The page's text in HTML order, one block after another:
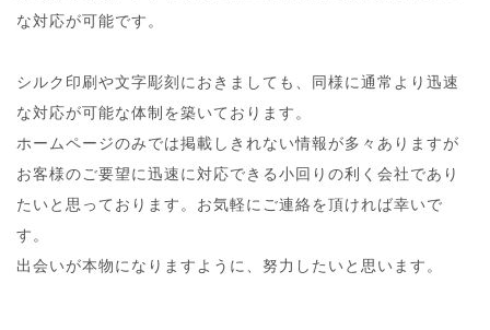
な対応が可能です。
シルク印刷や文字彫刻におきましても、同様に通常より迅速
な対応が可能な体制を築いております。
ホームページのみでは掲載しきれない情報が多々ありますが
お客様のご要望に迅速に対応できる小回りの利く会社であり
たいと思っております。お気軽にご連絡を頂ければ幸いで
す。
出会いが本物になりますように、努力したいと思います。